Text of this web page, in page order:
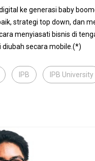
ke generasi baby
strategi top down, dan
menyiasati bisnis di
diubah secara mobile .(*)
IPB IPB University